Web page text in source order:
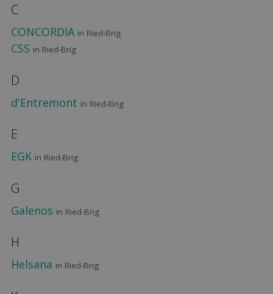
C
CONCORDIA in Ried-Brig
CSS in Ried-Brig
D
d'Entremont in Ried-Brig
E
EGK in Ried-Brig
G
Galenos in Ried-Brig
H
Helsana in Ried-Brig